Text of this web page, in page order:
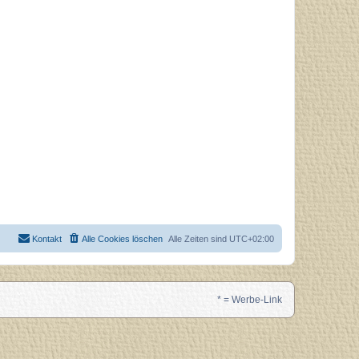
Alle Zeiten sind UTC+02:00
Alle Cookies löschen
Kontakt
* = Werbe-Link